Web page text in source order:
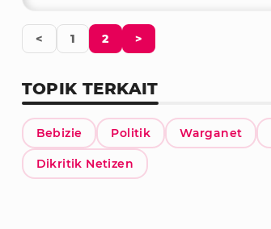
< 1 2 >
TOPIK TERKAIT
Bebizie Politik Warganet
Dikritik Netizen